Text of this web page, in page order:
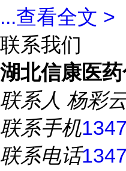
...查看全文 >
联系我们
湖北信康医
联系人 杨彩
联系手机
联系电话